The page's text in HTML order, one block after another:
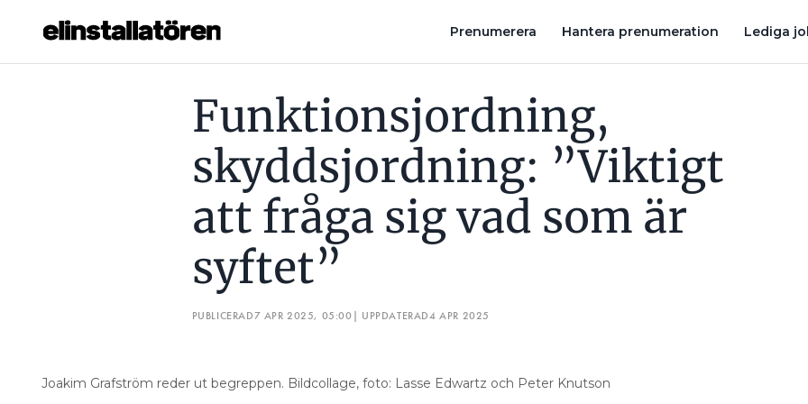
Prenumerera Hantera prenumeration Lediga
Hantera prenumeration
Läs E-tidningen
Funktionsjordning,
skyddsjordning: ”Viktigt
att fråga sig vad som är
syftet”
PUBLICERAD7 APR 2025, 05:00 | UPPDATERAD4 APR 2025
Joakim Grafström reder ut begreppen. Bildcollage, foto: Lasse Edwartz och Peter Knutson
FUNKTIONSJORDNING, SKYDDSJORDNING: ”VIKTIGT ATT FRÅGA SIG VAD SOM ÄR SYFTET” NU SKA